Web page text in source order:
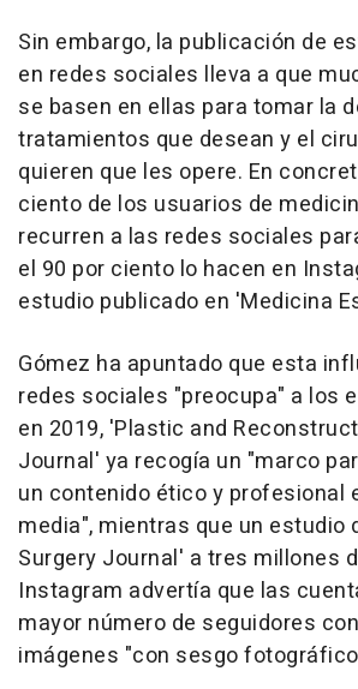
Sin embargo, la publicación de
en redes sociales lleva a que
se basen en ellas para tomar la
tratamientos que desean y el
quieren que les opere. En
ciento de los usuarios de
recurren a las redes sociales
el 90 por ciento lo hacen en
estudio publicado en 'Medicina
Gómez ha apuntado que esta
redes sociales "preocupa" a los
en 2019, 'Plastic and
Journal' ya recogía un "marco
un contenido ético y profesional
media", mientras que un estudio
Surgery Journal' a tres millones
Instagram advertía que las
mayor número de seguidores
imágenes "con sesgo